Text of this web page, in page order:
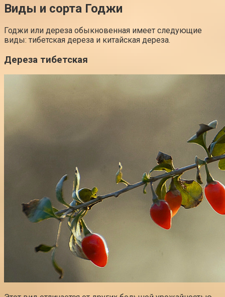
Виды и сорта Годжи
Годжи или дереза обыкновенная имеет следующие
виды: тибетская дереза и китайская дереза.
Дереза тибетская